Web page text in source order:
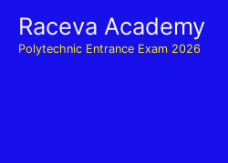
content
Raceva Academy
Polytechnic Entrance Exam 2026